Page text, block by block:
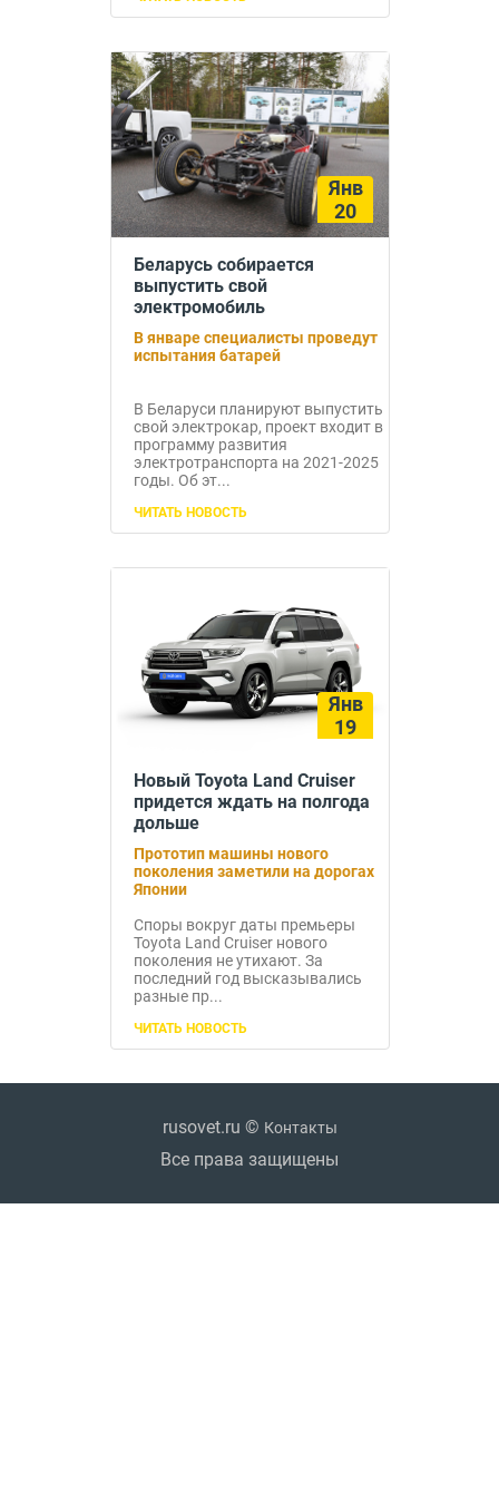
Янв
20
Беларусь собирается
выпустить свой
электромобиль
В январе специалисты проведут
испытания батарей
В Беларуси планируют выпустить
свой электрокар, проект входит в
программу развития
электротранспорта на 2021-2025
годы. Об эт...
ЧИТАТЬ НОВОСТЬ
Янв
19
Новый Toyota Land Cruiser
придется ждать на полгода
дольше
Прототип машины нового
поколения заметили на дорогах
Японии
Споры вокруг даты премьеры
Toyota Land Cruiser нового
поколения не утихают. За
последний год высказывались
разные пр...
ЧИТАТЬ НОВОСТЬ
rusovet.ru © Контакты
Все права защищены